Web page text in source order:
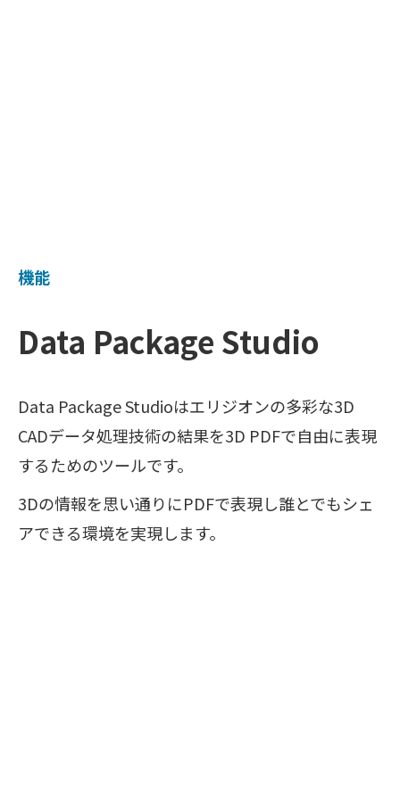
機能
Data Package Studio
Data Package Studioはエリジオンの多彩な3D
CADデータ処理技術の結果を3D PDFで自由に表現
するためのツールです。
3Dの情報を思い通りにPDFで表現し誰とでもシェ
アできる環境を実現します。